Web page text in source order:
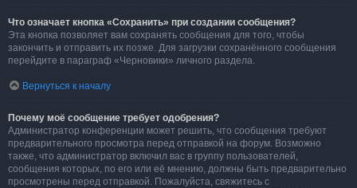
Что означает кнопка «Сохранить» при создании сообщения?
Эта кнопка позволяет вам сохранять сообщения для того, чтобы
закончить и отправить их позже. Для загрузки сохранённого сообщения
перейдите в параграф «Черновики» личного раздела.
Вернуться к началу
Почему моё сообщение требует одобрения?
Администратор конференции может решить, что сообщения требуют
предварительного просмотра перед отправкой на форум. Возможно
также, что администратор включил вас в группу пользователей,
сообщения которых, по его или её мнению, должны быть предварительно
просмотрены перед отправкой. Пожалуйста, свяжитесь с